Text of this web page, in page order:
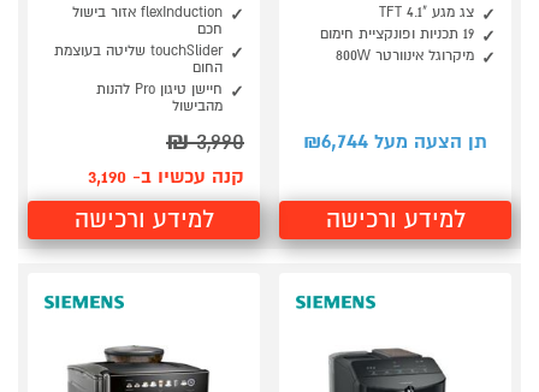
צג מגע "TFT 4.1
19 תכניות ופונקציית חימום
מיקרוגל אינוורטר 800W
תן הצעה מעל ₪ 6,744
למידע ורכישה
flexInduction אזור בישול
חכם
touchSlider שליטה בעוצמת
החום
חיישן טיגון Pro להנות
מהבישול
3,990
₪
קנה עכשיו ב- 3,190
למידע ורכישה